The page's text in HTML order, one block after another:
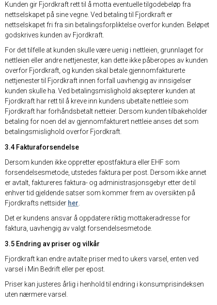
Kunden gir Fjordkraft rett til å motta eventuelle tilgodebeløp fra
nettselskapet på sine vegne. Ved betaling til Fjordkraft er
nettselskapet fri fra sin betalingsforpliktelse overfor kunden. Beløpet
godskrives kunden av Fjordkraft.
For det tilfelle at kunden skulle være uenig i nettleien, grunnlaget for
nettleien eller andre nettjenester, kan dette ikke påberopes av kunden
overfor Fjordkraft, og kunden skal betale gjennomfakturerte
nettjenester til Fjordkraft innen forfall uavhengig av innsigelser
kunden skulle ha. Ved betalingsmislighold aksepterer kunden at
Fjordkraft har rett til å kreve inn kundens ubetalte nettleie som
Fjordkraft har forhåndsbetalt netteier. Dersom kunden tilbakeholder
betaling for noen del av gjennomfakturert nettleie anses det som
betalingsmislighold overfor Fjordkraft.
3.4 Fakturaforsendelse
Dersom kunden ikke oppretter epostfaktura eller EHF som
forsendelsesmetode, utstedes faktura per post. Dersom ikke annet
er avtalt, faktureres faktura- og administrasjonsgebyr etter de til
enhver tid gjeldende satser som kommer frem av oversikten på
Fjordkrafts nettsider her.
Det er kundens ansvar å oppdatere riktig mottakeradresse for
faktura, uavhengig av valgt forsendelsesmetode.
3.5 Endring av priser og vilkår
Fjordkraft kan endre avtalte priser med to ukers varsel, enten ved
varsel i Min Bedrift eller per epost.
Priser kan justeres årlig i henhold til endring i konsumprisindeksen
uten nærmere varsel.